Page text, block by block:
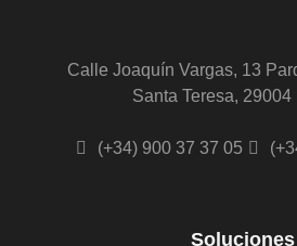
Calle Joaquín Vargas, 13
Santa Teresa, 29004
(+34) 900 37 37 05
Soluciones